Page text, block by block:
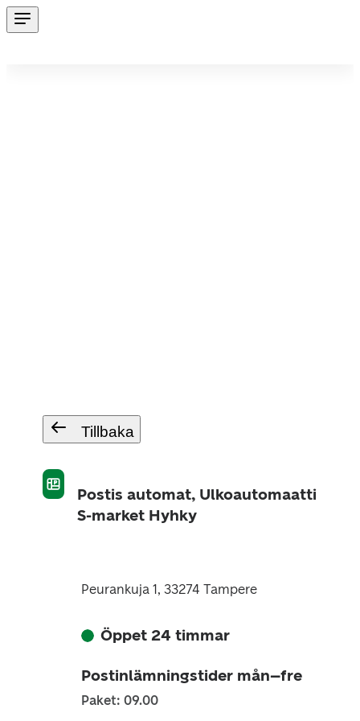
Tillbaka
Postis automat, Ulkoautomaatti
S-market Hyhky
Peurankuja 1, 33274 Tampere
Öppet 24 timmar
Postinlämningstider mån–fre
Paket: 09.00